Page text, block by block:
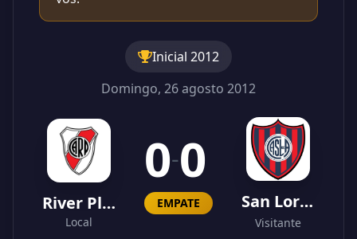
Inicial 2012
Domingo, 26 agosto 2012
River Plate
Local
0-0
EMPATE San Lorenzo
Visitante